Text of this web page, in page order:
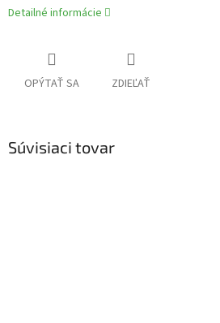
Detailné informácie
OPÝTAŤ SA ZDIEĽAŤ
Súvisiaci tovar